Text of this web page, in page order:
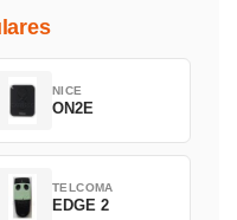
NICE
ON2E
TELCOMA
EDGE 2